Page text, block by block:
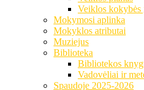
Veiklos kokybės
Mokymosi aplinka
Mokyklos atributai
Muziejus
Biblioteka
Bibliotekos
Vadovėliai ir
Spaudoje 2025-2026